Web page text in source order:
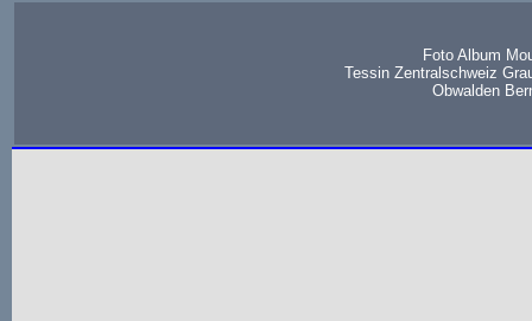
Foto Album
Tessin Zentralschweiz
Obwalden